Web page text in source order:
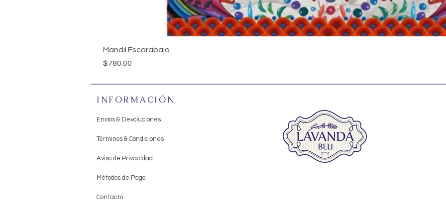
Mandil Escarabajo
Precio
$780.00
INFORMACIÓN
Envíos & Devoluciones
Términos & Condiciones
Aviso de Privacidad
Métodos de Pago
Contacto